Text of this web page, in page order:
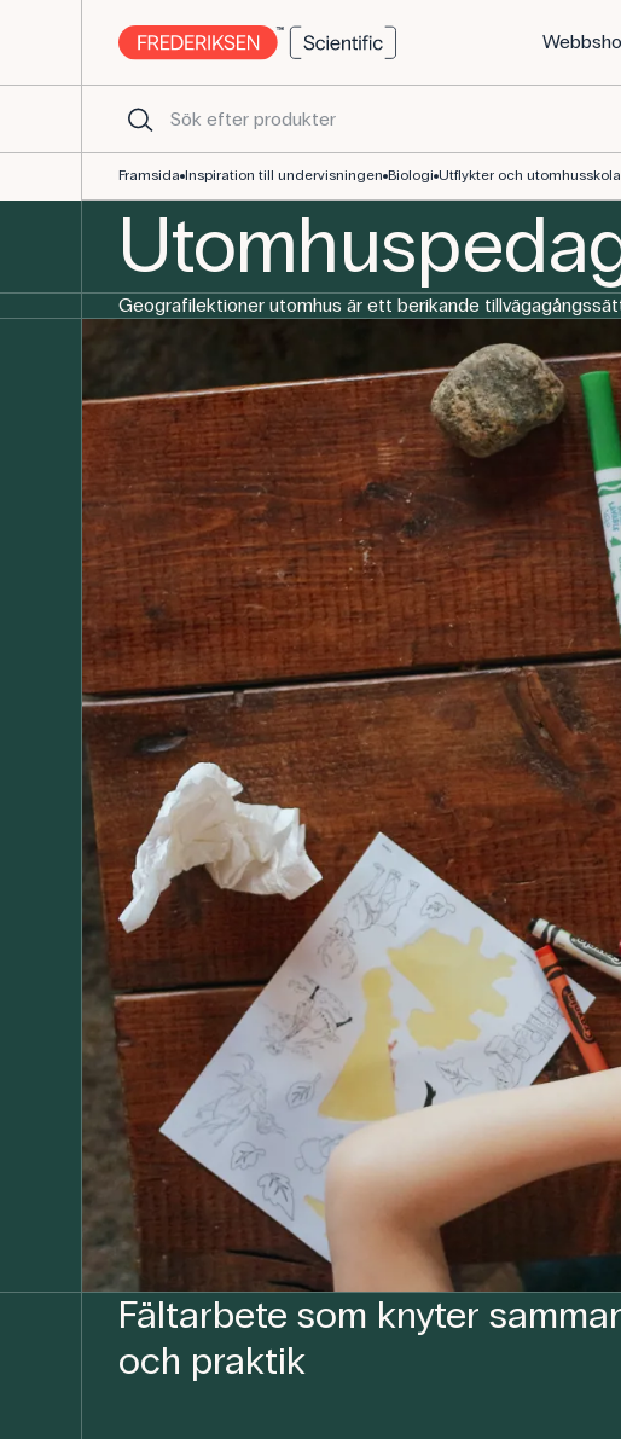
Framsida Inspiration till undervisningen Biologi Utflykter och utomhusskola
Geografilektioner utomhus är ett berikande
Fältarbete som knyter
och praktik